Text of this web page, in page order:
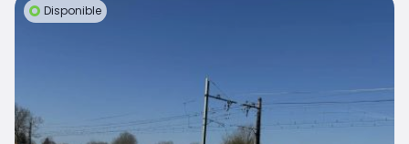
Disponible